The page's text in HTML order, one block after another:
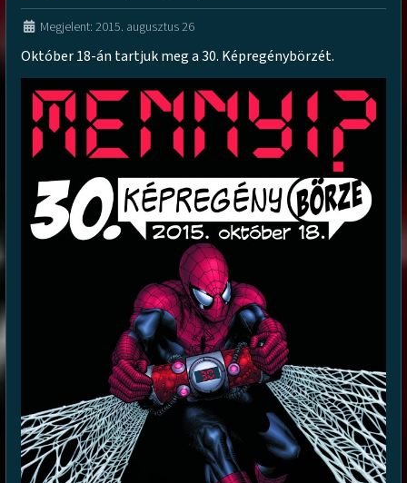
Megjelent: 2015. augusztus 26
Október 18-án tartjuk meg a 30. Képregénybörzét.